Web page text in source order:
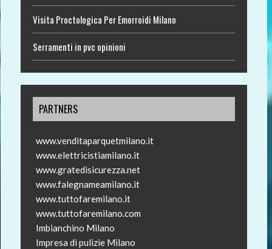
Visita Proctologica Per Emorroidi Milano
Serramenti in pvc opinioni
PARTNERS
www.venditaparquetmilano.it
www.elettricistiamilano.it
www.gratedisicurezza.net
www.falegnameamilano.it
www.tuttofaremilano.it
www.tuttofaremilano.com
Imbianchino Milano
Impresa di pulizie Milano